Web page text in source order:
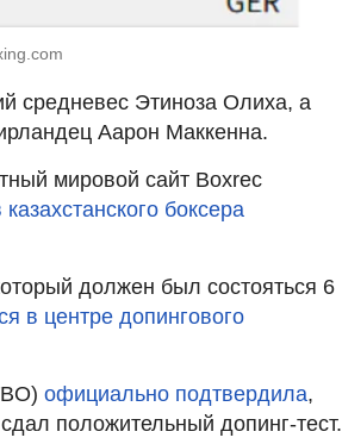
средневес Этиноза Олиха, а
Аарон Маккенна.
мировой сайт Boxrec
боксера
должен был состояться 6
в центре допингового
официально подтвердила,
положительный допинг-тест.